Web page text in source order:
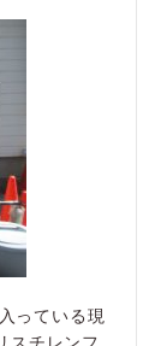
っている現
スチレンフ